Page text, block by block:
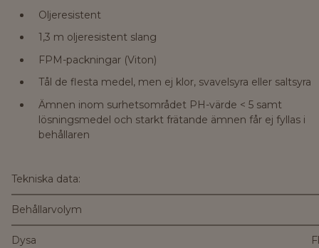
Oljeresistent
1,3 m oljeresistent slang
FPM-packningar (Viton)
Tål de flesta medel, men ej klor, svavelsyra eller saltsyra
Ämnen inom surhetsområdet PH-värde < 5 samt
lösningsmedel och starkt frätande ämnen får ej fyllas i
behållaren
Tekniska data:
Behållarvolym
Dysa